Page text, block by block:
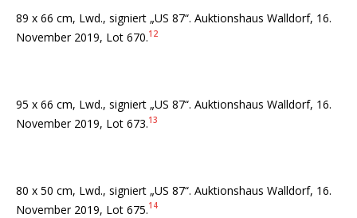
89 x 66 cm, Lwd., signiert „US 87“. Auktionshaus Walldorf, 16.
November 2019, Lot 670.12
95 x 66 cm, Lwd., signiert „US 87“. Auktionshaus Walldorf, 16.
November 2019, Lot 673.13
80 x 50 cm, Lwd., signiert „US 87“. Auktionshaus Walldorf, 16.
November 2019, Lot 675.14